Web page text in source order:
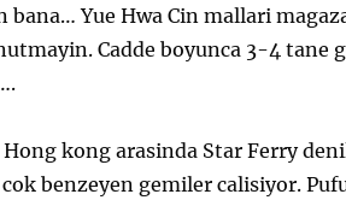
bana… Yue Hwa Cin mallari
Cadde boyunca 3-4 tane
kong arasinda Star Ferry
benzeyen gemiler calisiyor.